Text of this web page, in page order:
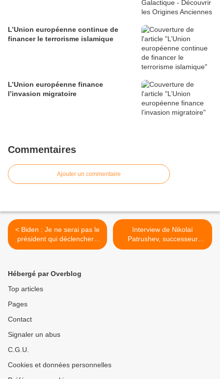
L’Union européenne continue de
financer le terrorisme islamique
L’Union européenne finance
l’invasion migratoire
Commentaires
Ajouter un commentaire
< Biden : Je ne serai pas le
président qui déclenchera
la troisième guerre
Interview de Nikolaï
Patrushev, successeur
potentiel de Vladimir
Hébergé par Overblog
Top articles
Pages
Contact
Signaler un abus
C.G.U.
Cookies et données personnelles